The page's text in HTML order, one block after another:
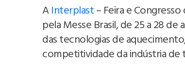
AInterplast– Feira e
pela Messe Brasil, de 25 a 28
das tecnologias de
competitividade da indústria